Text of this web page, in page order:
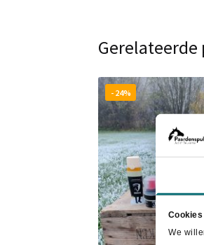
Cookies
We
- 24%